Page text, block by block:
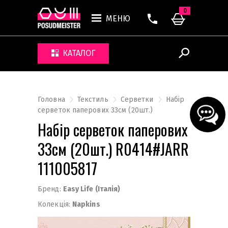
МЕНЮ
КАТАЛОГ
0
Головна Текстиль Серветки
Набір
серветок паперових 33см (20шт.)
Набір серветок паперових
33см (20шт.) R0414#JARR
111005817
Бренд: Easy Life (Італія)
Колекція: Napkins